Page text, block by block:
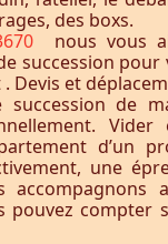
des boxs.
nous vous
succession
Devis et
succession de
d’un
une
accompagnons
pouvez compter